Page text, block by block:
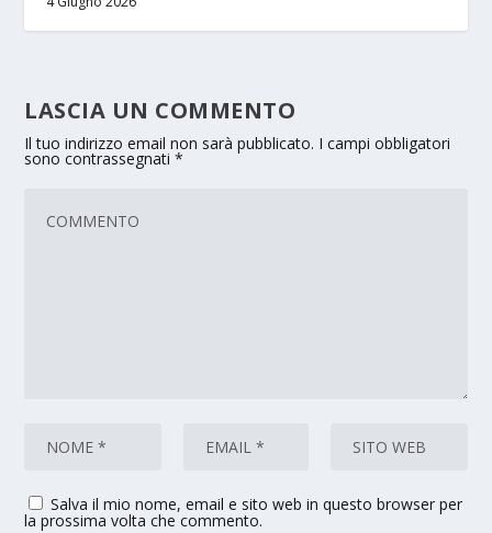
LASCIA UN COMMENTO
Il tuo indirizzo email non sarà pubblicato. I campi obbligatori
sono contrassegnati*
Salva il mio nome, email e sito web in questo browser per
la prossima volta che commento.